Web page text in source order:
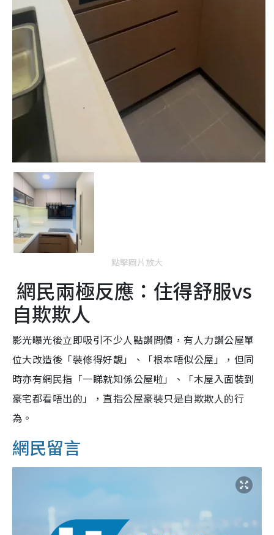
點擊圖片放大
網民兩極反應：住得舒服vs
自欺欺人
影光曝光後立即吸引不少人點讚問價，有人力讚公屋單
位大改造後「裝修得好靚」、「根本唔似公屋」，但同
時亦有網民指「一睇就知係公屋啦」、「木屋入面裝到
豪宅都看唔出的」，直指公屋豪裝只是自欺欺人的行
為。
網民留言